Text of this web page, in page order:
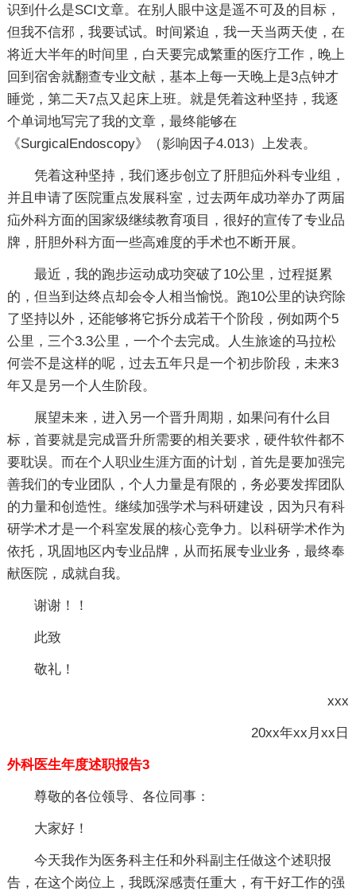
识到什么是SCI文章。在别人眼中这是遥不可及的目标，
但我不信邪，我要试试。时间紧迫，我一天当两天使，在
将近大半年的时间里，白天要完成繁重的医疗工作，晚上
回到宿舍就翻查专业文献，基本上每一天晚上是3点钟才
睡觉，第二天7点又起床上班。就是凭着这种坚持，我逐
个单词地写完了我的文章，最终能够在
《SurgicalEndoscopy》（影响因子4.013）上发表。
凭着这种坚持，我们逐步创立了肝胆疝外科专业组，
并且申请了医院重点发展科室，过去两年成功举办了两届
疝外科方面的国家级继续教育项目，很好的宣传了专业品
牌，肝胆外科方面一些高难度的手术也不断开展。
最近，我的跑步运动成功突破了10公里，过程挺累
的，但当到达终点却会令人相当愉悦。跑10公里的诀窍除
了坚持以外，还能够将它拆分成若干个阶段，例如两个5
公里，三个3.3公里，一个个去完成。人生旅途的马拉松
何尝不是这样的呢，过去五年只是一个初步阶段，未来3
年又是另一个人生阶段。
展望未来，进入另一个晋升周期，如果问有什么目
标，首要就是完成晋升所需要的相关要求，硬件软件都不
要耽误。而在个人职业生涯方面的计划，首先是要加强完
善我们的专业团队，个人力量是有限的，务必要发挥团队
的力量和创造性。继续加强学术与科研建设，因为只有科
研学术才是一个科室发展的核心竞争力。以科研学术作为
依托，巩固地区内专业品牌，从而拓展专业业务，最终奉
献医院，成就自我。
谢谢！！
此致
敬礼！
xxx
20xx年xx月xx日
外科医生年度述职报告3
尊敬的各位领导、各位同事：
大家好！
今天我作为医务科主任和外科副主任做这个述职报
告，在这个岗位上，我既深感责任重大，有干好工作的强